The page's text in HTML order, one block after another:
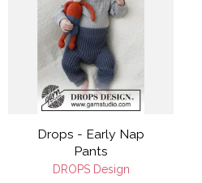
Drops - Early Nap
Pants
DROPS Design